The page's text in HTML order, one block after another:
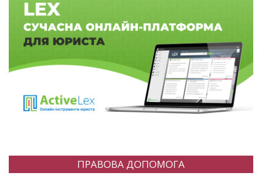
ПРАВОВА ДОПОМОГА